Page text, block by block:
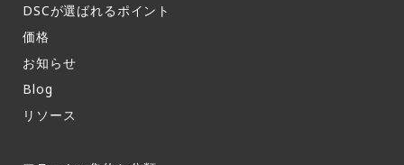
DSCが選ばれるポイント
価格
お知らせ​
Blog
リソース